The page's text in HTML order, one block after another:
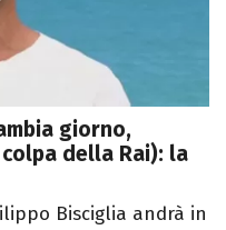
giorno,
della Rai): la
Bisciglia andrà in